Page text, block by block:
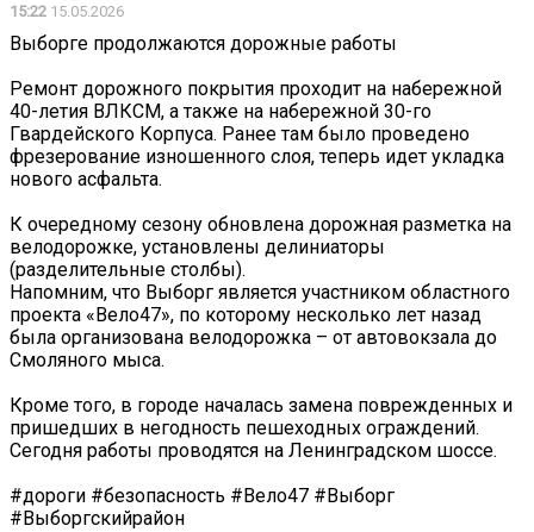
15:22 15.05.2026
Выборге продолжаются дорожные работы
Ремонт дорожного покрытия проходит на набережной
40-летия ВЛКСМ, а также на набережной 30-го
Гвардейского Корпуса. Ранее там было проведено
фрезерование изношенного слоя, теперь идет укладка
нового асфальта.
К очередному сезону обновлена дорожная разметка на
велодорожке, установлены делиниаторы
(разделительные столбы).
Напомним, что Выборг является участником областного
проекта «Вело47», по которому несколько лет назад
была организована велодорожка – от автовокзала до
Смоляного мыса.
Кроме того, в городе началась замена поврежденных и
пришедших в негодность пешеходных ограждений.
Сегодня работы проводятся на Ленинградском шоссе.
#дороги #безопасность #Вело47 #Выборг
#Выборгскийрайон